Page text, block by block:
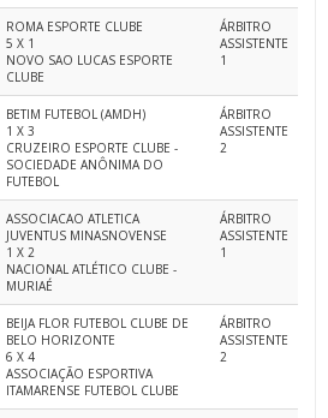
ROMA ESPORTE CLUBE
5 X 1
NOVO SAO LUCAS ESPORTE
CLUBE
ÁRBITRO
ASSISTENTE
1
BETIM FUTEBOL (AMDH)
1 X 3
CRUZEIRO ESPORTE CLUBE -
SOCIEDADE ANÔNIMA DO
FUTEBOL
ÁRBITRO
ASSISTENTE
2
ASSOCIACAO ATLETICA
JUVENTUS MINASNOVENSE
1 X 2
NACIONAL ATLÉTICO CLUBE -
MURIAÉ
ÁRBITRO
ASSISTENTE
1
BEIJA FLOR FUTEBOL CLUBE DE
BELO HORIZONTE
6 X 4
ASSOCIAÇÃO ESPORTIVA
ITAMARENSE FUTEBOL CLUBE
ÁRBITRO
ASSISTENTE
2